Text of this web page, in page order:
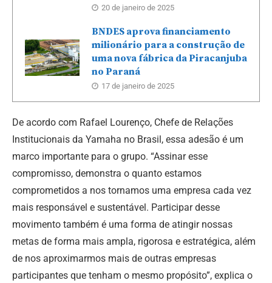
20 de janeiro de 2025
BNDES aprova financiamento
milionário para a construção de
uma nova fábrica da Piracanjuba
no Paraná
17 de janeiro de 2025
De acordo com Rafael Lourenço, Chefe de Relações
Institucionais da Yamaha no Brasil, essa adesão é um
marco importante para o grupo. “Assinar esse
compromisso, demonstra o quanto estamos
comprometidos a nos tornamos uma empresa cada vez
mais responsável e sustentável. Participar desse
movimento também é uma forma de atingir nossas
metas de forma mais ampla, rigorosa e estratégica, além
de nos aproximarmos mais de outras empresas
participantes que tenham o mesmo propósito”, explica o